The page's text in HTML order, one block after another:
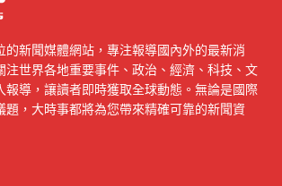
的新聞媒體網站，專注報導國內外的最新消
注世界各地重要事件、政治、經濟、科技、文
報導，讓讀者即時獲取全球動態。無論是國際
題，大時事都將為您帶來精確可靠的新聞資